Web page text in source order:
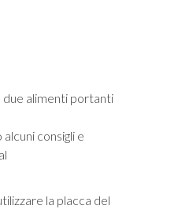
due alimenti portanti
consigli e
la placca del